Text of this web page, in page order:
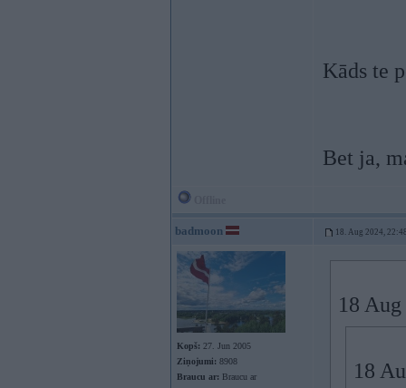
Kāds te
Bet ja,
badmoon 18. Aug 2024,
Kopš: 27. Jun 2005
Ziņojumi: 8908
Braucu ar: Braucu ar
18
18